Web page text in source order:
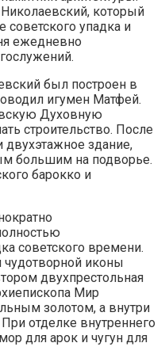
который
советского упадка и
ежедневно
был построен в
игумен Матфей.
Духовную
строительство. После
здание,
большим на подворье.
барокко и
советского времени.
иконы
двухпрестольная
Мир
золотом, а внутри
отделке внутреннего
для арок и чугун для